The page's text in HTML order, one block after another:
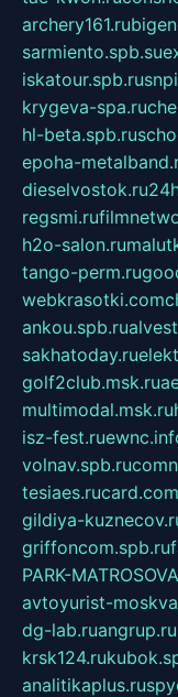
archery161.ru
sarmiento.spb.su
iskatour.spb.ru
krygeva-spa.ru
hl-beta.spb.ru
epoha-
dieselvostok.ru
regsmi.ru
h2o-salon.ru
tango-perm.ru
webkrasotki.com
ankou.spb.ru
sakhatoday.ru
golf2club.msk.ru
multimodal.msk.ru
isz-fest.ru
volnav.spb.ru
tesiaes.ru
gildiya-
griffoncom.spb.ru
PARK-
avtoyurist-
dg-lab.ruangrup.ru
krsk124.ru
analitikaplus.ru